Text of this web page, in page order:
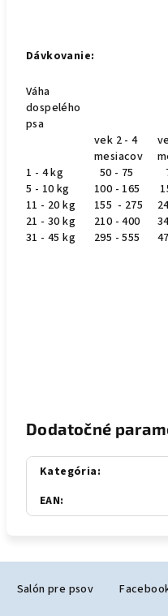
Dávkovanie:
Váha
dospelého
psa
vek 2 - 4
mesiacov
1 - 4 kg
50 - 75
5 - 10 kg
100 - 165
11 - 20 kg
155 - 275
21 - 30 kg
210 - 400
31 - 45 kg
295 - 555
Dodatočné
Kategória:
EAN:
Salón pre psov